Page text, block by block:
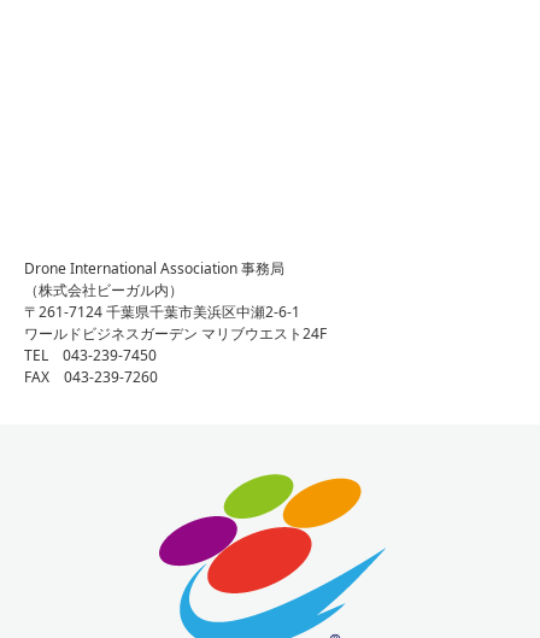
Drone International Association 事務局
（株式会社ビーガル内）
〒261-7124 千葉県千葉市美浜区中瀬2-6-1
ワールドビジネスガーデン マリブウエスト24F
TEL 043-239-7450
FAX 043-239-7260